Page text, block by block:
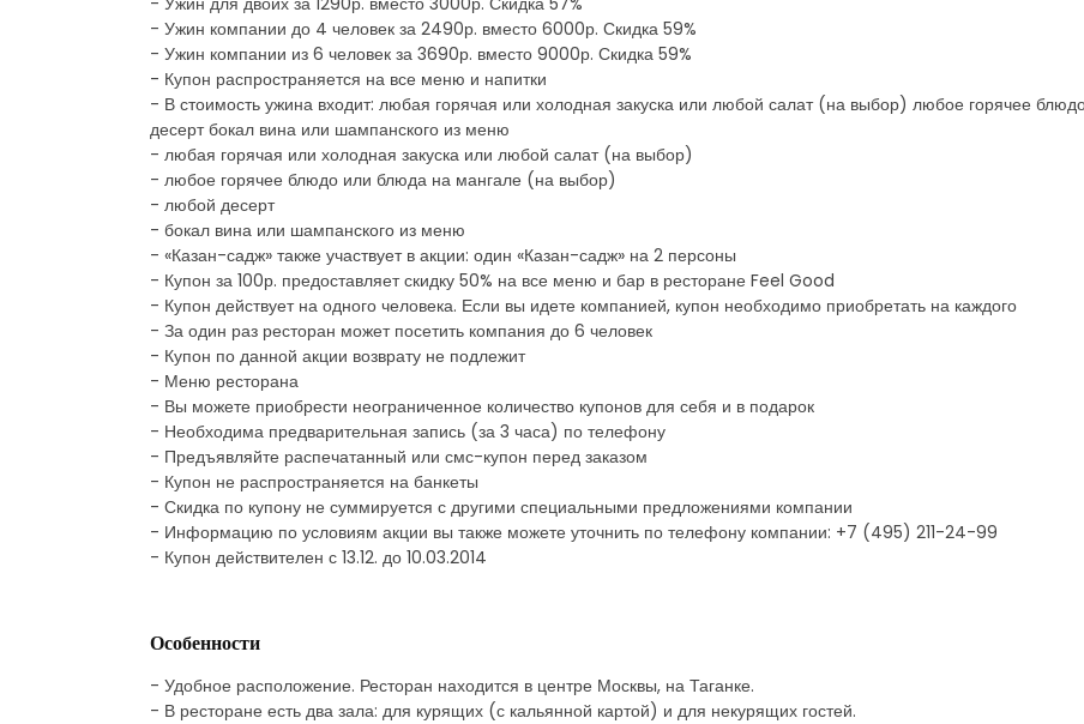
- Ужин компании до 4 человек за 2490р. вместо 6000р. Скидка 59%
- Ужин компании из 6 человек за 3690р. вместо 9000р. Скидка 59%
- Купон распространяется на все меню и напитки
- В стоимость ужина входит: любая горячая или холодная закуска или любой салат (на выбор) любое горячее
десерт бокал вина или шампанского из меню
- любая горячая или холодная закуска или любой салат (на выбор)
- любое горячее блюдо или блюда на мангале (на выбор)
- любой десерт
- бокал вина или шампанского из меню
- «Казан-садж» также участвует в акции: один «Казан-садж» на 2 персоны
- Купон за 100р. предоставляет скидку 50% на все меню и бар в ресторане Feel Good
- Купон действует на одного человека. Если вы идете компанией, купон необходимо приобретать на каждого
- За один раз ресторан может посетить компания до 6 человек
- Купон по данной акции возврату не подлежит
- Меню ресторана
- Вы можете приобрести неограниченное количество купонов для себя и в подарок
- Необходима предварительная запись (за 3 часа) по телефону
- Предъявляйте распечатанный или смс-купон перед заказом
- Купон не распространяется на банкеты
- Скидка по купону не суммируется с другими специальными предложениями компании
- Информацию по условиям акции вы также можете уточнить по телефону компании: +7 (495) 211-24-99
- Купон действителен с 13.12. до 10.03.2014
Особенности
- Удобное расположение. Ресторан находится в центре Москвы, на Таганке.
- В ресторане есть два зала: для курящих (с кальянной картой) и для некурящих гостей.